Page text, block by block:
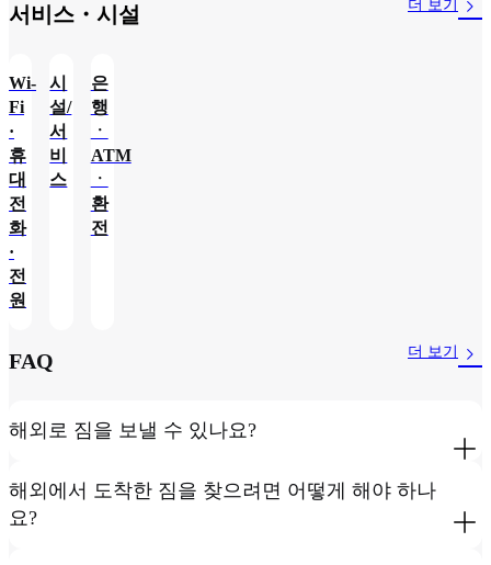
서비스・시설 더 보기
Wi-
Fi
·
휴
대
전
화
·
전
원
시
설/
서
비
스
은
행
ㆍ
ATM
ㆍ
환
전
FAQ 더 보기
해외로 짐을 보낼 수 있나요?
해외에서 도착한 짐을 찾으려면 어떻게 해야 하나
요?